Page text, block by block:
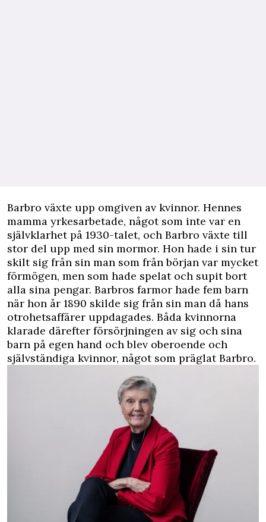
Barbro växte upp omgiven av kvinnor. Hennes
mamma yrkesarbetade, något som inte var en
självklarhet på 1930-talet, och Barbro växte till
stor del upp med sin mormor. Hon hade i sin tur
skilt sig från sin man som från början var mycket
förmögen, men som hade spelat och supit bort
alla sina pengar. Barbros farmor hade fem barn
när hon år 1890 skilde sig från sin man då hans
otrohetsaffärer uppdagades. Båda kvinnorna
klarade därefter försörjningen av sig och sina
barn på egen hand och blev oberoende och
självständiga kvinnor, något som präglat Barbro.